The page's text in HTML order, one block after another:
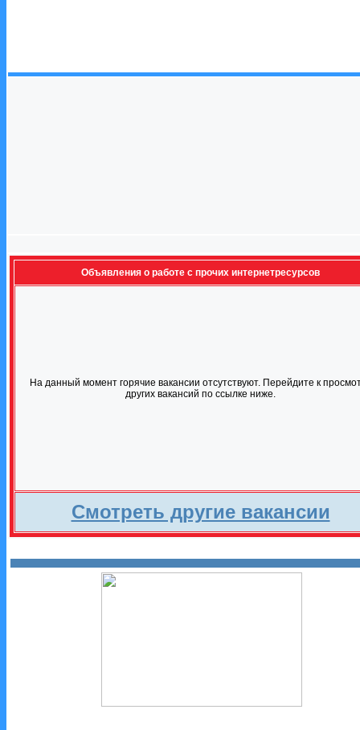
Объявления о работе с прочих интернетресурсов
На данный момент горячие вакансии отсутствуют. Перейдите к
других вакансий по ссылке ниже.
Смотреть другие вакансии